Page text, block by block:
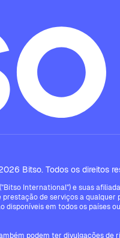
Bitso. Todos os direitos
International") e suas
de serviços a qualquer
em todos os países
podem ter divulgações de